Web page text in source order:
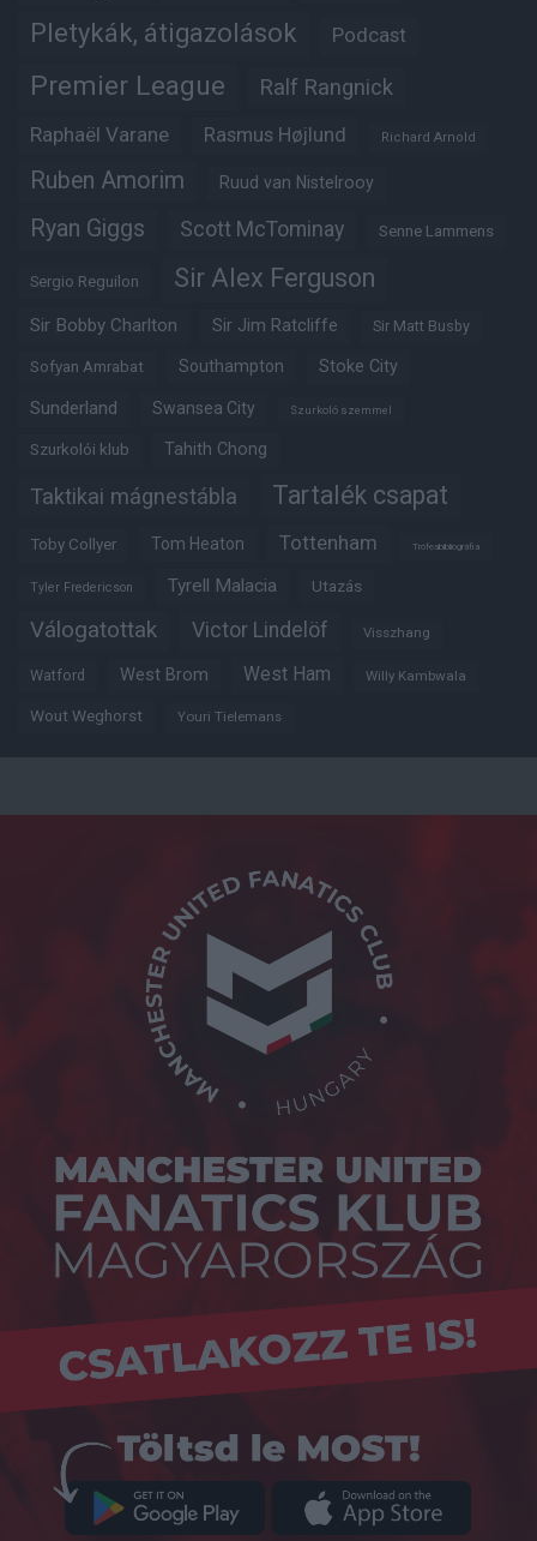
Pletykák, átigazolások Podcast
Premier League Ralf Rangnick
Raphaël Varane Rasmus Højlund Richard Arnold
Ruben Amorim Ruud van Nistelrooy
Ryan Giggs Scott McTominay Senne Lammens
Sergio Reguilon Sir Alex Ferguson
Sir Bobby Charlton Sir Jim Ratcliffe Sir Matt Busby
Sofyan Amrabat Southampton Stoke City
Sunderland Swansea City Szurkoló szemmel
Szurkolói klub Tahith Chong
Taktikai mágnestábla Tartalék csapat
Toby Collyer Tom Heaton Tottenham Trófeabibliográfia
Tyler Fredericson Tyrell Malacia Utazás
Válogatottak Victor Lindelöf Visszhang
Watford West Brom West Ham Willy Kambwala
Wout Weghorst Youri Tielemans